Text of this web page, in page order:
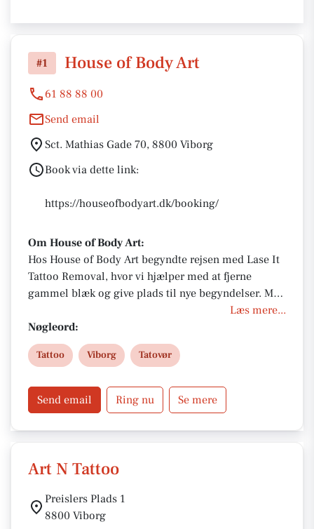
#1 House of Body Art
61 88 88 00
Send email
Sct. Mathias Gade 70, 8800 Viborg
Book via dette link:
https://houseofbodyart.dk/booking/
Om House of Body Art:
Hos House of Body Art begyndte rejsen med Lase It
Tattoo Removal, hvor vi hjælper med at fjerne
gammel blæk og give plads til nye begyndelser. Med
Pierce It tilbyder vi sikre og stilfulde piercinger, og i
vores tattoo studio skaber dygtige tatovører unikke
tatoveringer, der holder hele livet.
Læs mere...
Nøgleord:
Tattoo Viborg Tatovør
Send email Ring nu Se mere
Art N Tattoo
Preislers Plads 1
8800 Viborg